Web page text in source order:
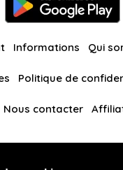
Informations Qui
Politique de
Nous contacter